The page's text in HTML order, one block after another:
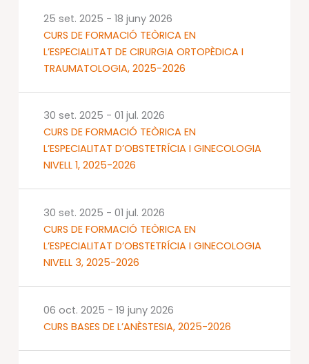
CURS DE FORMACIÓ TEÒRICA EN
L’ESPECIALITAT DE CIRURGIA ORTOPÈDICA I
TRAUMATOLOGIA, 2025-2026
25 set. 2025 - 18 juny 2026
CURS DE FORMACIÓ TEÒRICA EN
L’ESPECIALITAT D’OBSTETRÍCIA I GINECOLOGIA
NIVELL 1, 2025-2026
30 set. 2025 - 01 jul. 2026
CURS DE FORMACIÓ TEÒRICA EN
L’ESPECIALITAT D’OBSTETRÍCIA I GINECOLOGIA
NIVELL 3, 2025-2026
30 set. 2025 - 01 jul. 2026
CURS BASES DE L’ANÈSTESIA, 2025-2026
06 oct. 2025 - 19 juny 2026